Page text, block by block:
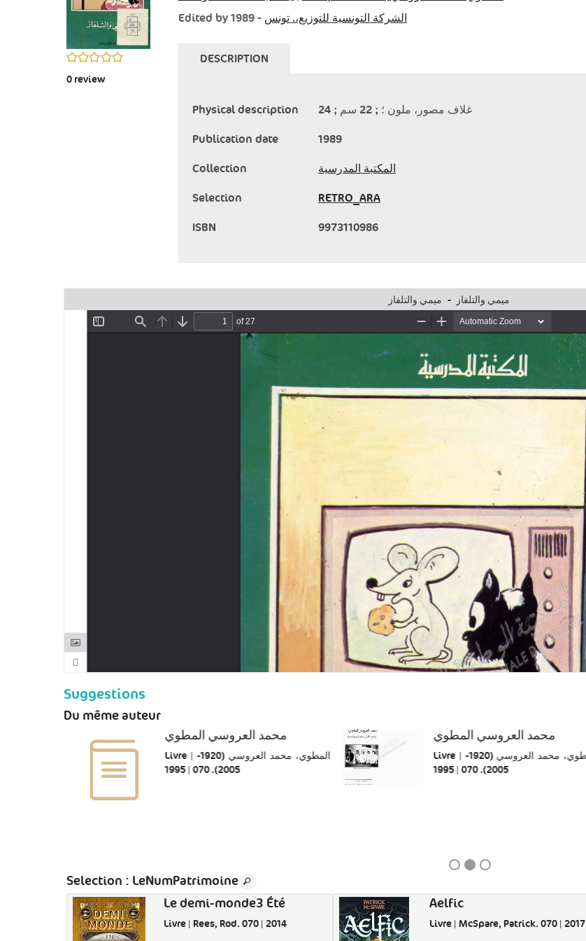
0/5
0 review
Edited by
الشركة التونسية للتوزيع،. تونس - 1989
DESCRIPTION
Physical description
24 ; غلاف مصور، ملون ؛ ; 22 سم
Publication date
1989
Collection
المكتبة المدرسية
Selection
RETRO_ARA
ISBN
9973110986
ميمي والتلفاز - ميمي والتلفاز
Suggestions
Du même auteur
محمد العروسي المطوي
Livre | المطوي، محمد العروسي (1920-
2005). 070 | 1995
محمد العروسي المطوي
Livre | المطوي، محمد العروسي (1920-
2005). 070 | 1995
Selection : LeNumPatrimoine
Le demi-monde3 Été
Livre | Rees, Rod. 070 | 2014
Aelfic
Livre | McSpare, Patrick. 070 | 2017